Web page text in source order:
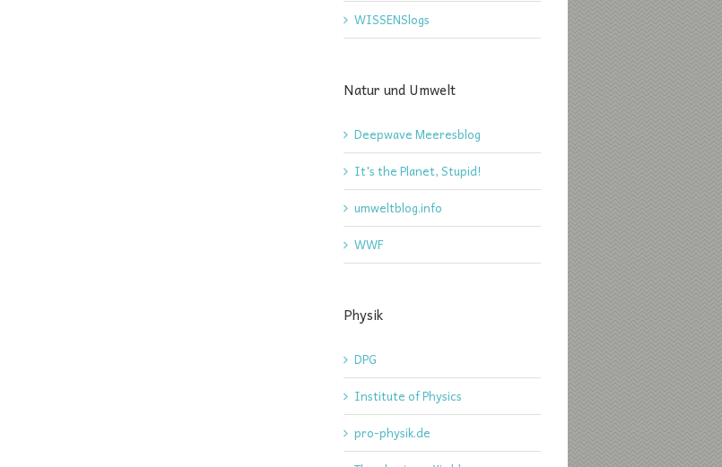
WISSENSlogs
Natur und Umwelt
Deepwave Meeresblog
It's the Planet, Stupid!
umweltblog.info
WWF
Physik
DPG
Institute of Physics
pro-physik.de